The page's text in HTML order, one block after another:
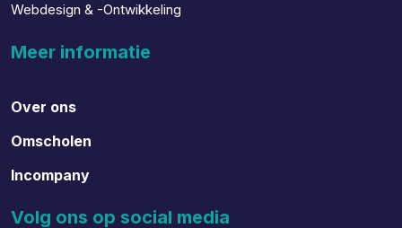
Webdesign & -Ontwikkeling
Meer informatie
Over ons
Omscholen
Incompany
Volg ons op social media